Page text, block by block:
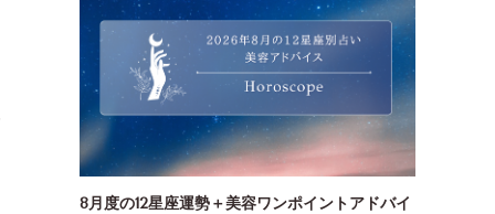
8月度の12星座運勢＋美容ワンポイントアドバイ